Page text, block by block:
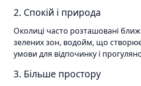
2. Спокій і природа
Околиці часто розташовані
зелених зон, водойм, що
умови для відпочинку і
3. Більше простору